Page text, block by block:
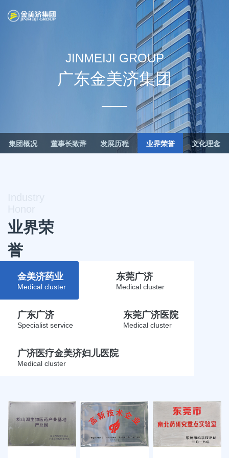
JINMEIJI GROUP
广东金美济集团
集团概况 董事长致辞 发展历程 业界荣誉 文化理念
业界荣
誉
金美济药业
Medical cluster
东莞广济
Medical cluster
广东广济
Specialist service
东莞广济医院
Medical cluster
广济医疗金美济妇儿医院
Medical cluster